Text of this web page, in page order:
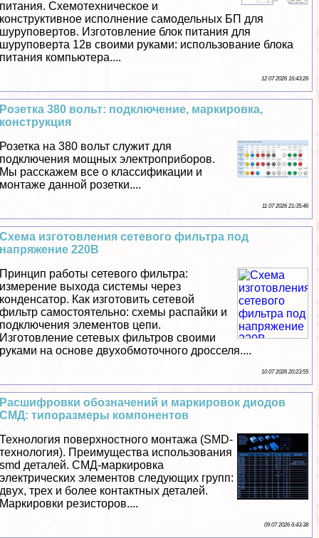
питания. Схемотехническое и
конструктивное исполнение самодельных БП для
шуруповертов. Изготовление блок питания для
шуруповерта 12в своими руками: использование блока
питания компьютера....
12 07 2026 16:43:26
Розетка 380 вольт: подключение, маркировка,
конструкция
Розетка на 380 вольт служит для
подключения мощных электроприборов.
Мы расскажем все о классификации и
монтаже данной розетки....
11 07 2026 21:35:46
Схема изготовления сетевого фильтра под
напряжение 220В
Принцип работы сетевого фильтра:
измерение выхода системы через
конденсатор. Как изготовить сетевой
фильтр самостоятельно: схемы распайки и
подключения элементов цепи.
Изготовление сетевых фильтров своими
руками на основе двухобмоточного дросселя....
10 07 2026 20:23:55
Расшифровки обозначений и маркировок диодов
СМД: типоразмеры компонентов
Технология поверхностного монтажа (SMD-
технология). Преимущества использования
smd деталей. СМД-маркировка
электрических элементов следующих групп:
двух, трех и более контактных деталей.
Маркировки резисторов....
09 07 2026 6:43:38